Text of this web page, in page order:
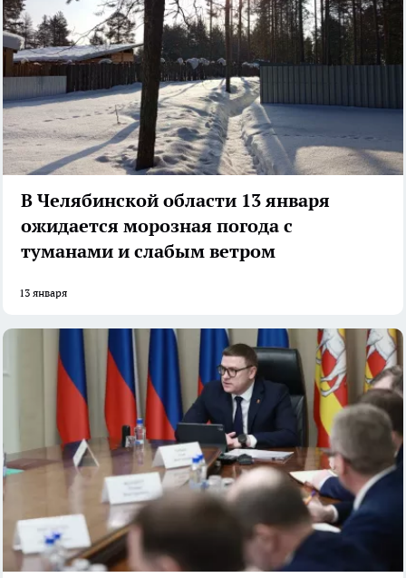
В Челябинской области 13 января
ожидается морозная погода с
туманами и слабым ветром
13 января